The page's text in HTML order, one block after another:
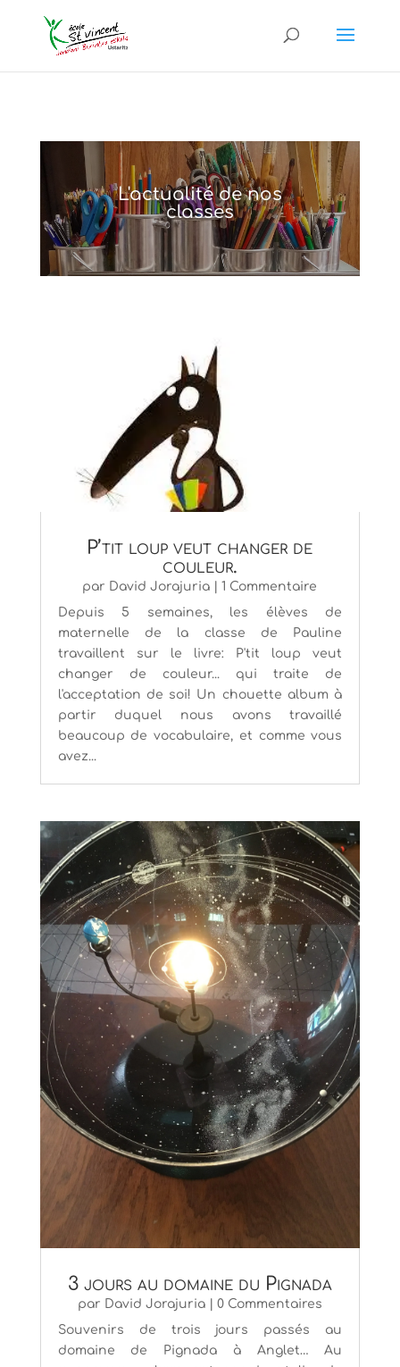
L'actualité de nos
classes
P’tit loup veut changer de
couleur.
par David Jorajuria | 1 Commentaire
Depuis 5 semaines, les élèves de
maternelle de la classe de Pauline
travaillent sur le livre: P'tit loup veut
changer de couleur... qui traite de
l'acceptation de soi! Un chouette album à
partir duquel nous avons travaillé
beaucoup de vocabulaire, et comme vous
avez...
3 jours au domaine du Pignada
par David Jorajuria| 0 Commentaires
Souvenirs de trois jours passés au
domaine de Pignada à Anglet… Au